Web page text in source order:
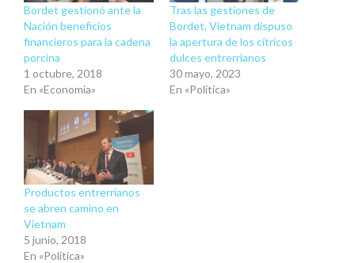
Bordet gestionó ante la
Nación beneficios
financieros para la cadena
porcina
1 octubre, 2018
En «Economia»
Tras las gestiones de
Bordet, Vietnam dispuso
la apertura de los cítricos
dulces entrerrianos
30 mayo, 2023
En «Política»
Productos entrerrianos
se abren camino en
Vietnam
5 junio, 2018
En «Política»